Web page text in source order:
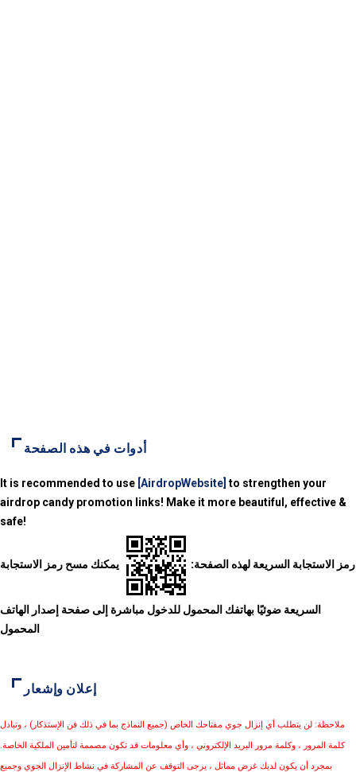
أدوات في هذه الصفحة
It is recommended to use [AirdropWebsite] to strengthen your
airdrop candy promotion links! Make it more beautiful, effective &
safe!
رمز الاستجابة السريعة لهذه الصفحة: يمكنك مسح رمز الاستجابة
السريعة ضوئيًا بهاتفك المحمول للدخول مباشرة إلى صفحة إصدار الهاتف
المحمول
إعلان وإشعار
ملاحظة: لن يتطلب أي إنزال جوي مفتاحك الخاص (جميع النماذج بما في ذلك فن الإستذكار) ، وتبادل
كلمة المرور ، وكلمة مرور البريد الإلكتروني ، وأي معلومات قد تكون مصممة لتأمين الملكية الخاصة.
بمجرد أن يكون لديك غرض مماثل ، يرجى التوقف عن المشاركة في نشاط الإنزال الجوي وجميع